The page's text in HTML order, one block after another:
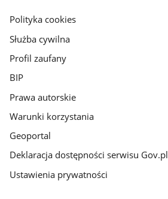
gov.pl
Polityka cookies
Służba cywilna
Profil zaufany
BIP
Prawa autorskie
Warunki korzystania
Geoportal
Deklaracja dostępności serwisu Gov.pl
Ustawienia prywatności